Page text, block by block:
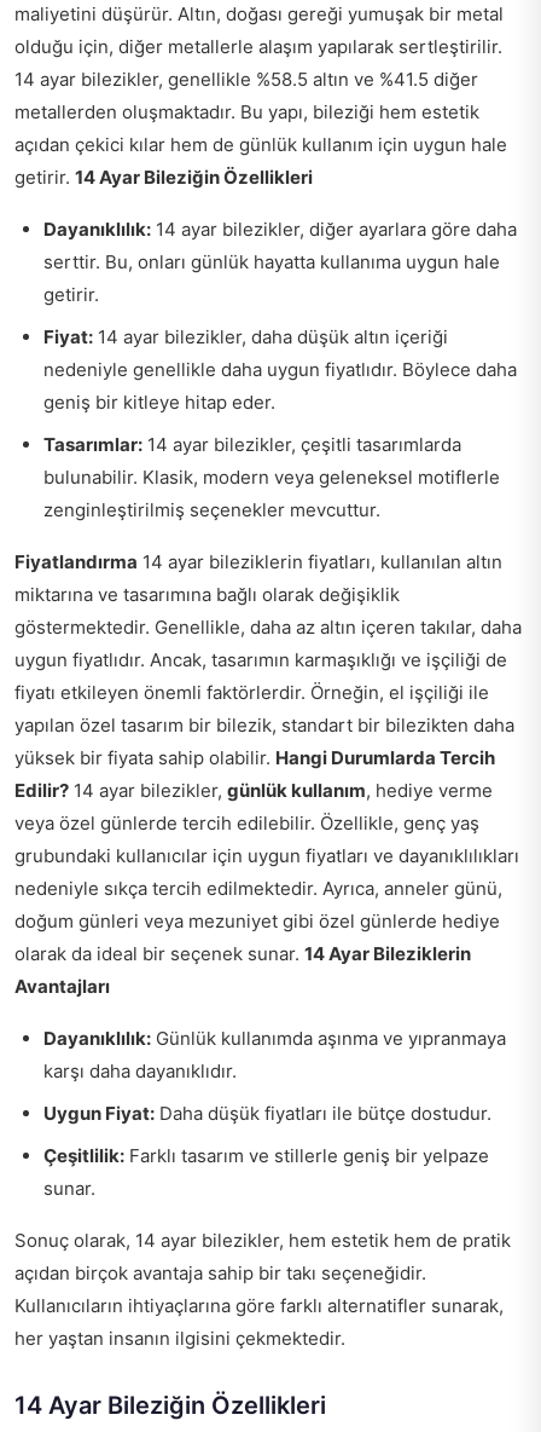
maliyetini düşürür. Altın, doğası gereği yumuşak bir metal
olduğu için, diğer metallerle alaşım yapılarak sertleştirilir.
14 ayar bilezikler, genellikle %58.5 altın ve %41.5 diğer
metallerden oluşmaktadır. Bu yapı, bileziği hem estetik
açıdan çekici kılar hem de günlük kullanım için uygun hale
getirir. 14 Ayar Bileziğin Özellikleri
Dayanıklılık: 14 ayar bilezikler, diğer ayarlara göre daha
serttir. Bu, onları günlük hayatta kullanıma uygun hale
getirir.
Fiyat: 14 ayar bilezikler, daha düşük altın içeriği
nedeniyle genellikle daha uygun fiyatlıdır. Böylece daha
geniş bir kitleye hitap eder.
Tasarımlar: 14 ayar bilezikler, çeşitli tasarımlarda
bulunabilir. Klasik, modern veya geleneksel motiflerle
zenginleştirilmiş seçenekler mevcuttur.
Fiyatlandırma 14 ayar bileziklerin fiyatları, kullanılan altın
miktarına ve tasarımına bağlı olarak değişiklik
göstermektedir. Genellikle, daha az altın içeren takılar, daha
uygun fiyatlıdır. Ancak, tasarımın karmaşıklığı ve işçiliği de
fiyatı etkileyen önemli faktörlerdir. Örneğin, el işçiliği ile
yapılan özel tasarım bir bilezik, standart bir bilezikten daha
yüksek bir fiyata sahip olabilir. Hangi Durumlarda Tercih
Edilir? 14 ayar bilezikler, günlük kullanım, hediye verme
veya özel günlerde tercih edilebilir. Özellikle, genç yaş
grubundaki kullanıcılar için uygun fiyatları ve dayanıklılıkları
nedeniyle sıkça tercih edilmektedir. Ayrıca, anneler günü,
doğum günleri veya mezuniyet gibi özel günlerde hediye
olarak da ideal bir seçenek sunar. 14 Ayar Bileziklerin
Avantajları
Dayanıklılık: Günlük kullanımda aşınma ve yıpranmaya
karşı daha dayanıklıdır.
Uygun Fiyat: Daha düşük fiyatları ile bütçe dostudur.
Çeşitlilik: Farklı tasarım ve stillerle geniş bir yelpaze
sunar.
Sonuç olarak, 14 ayar bilezikler, hem estetik hem de pratik
açıdan birçok avantaja sahip bir takı seçeneğidir.
Kullanıcıların ihtiyaçlarına göre farklı alternatifler sunarak,
her yaştan insanın ilgisini çekmektedir.
14 Ayar Bileziğin Özellikleri